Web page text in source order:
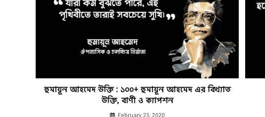
হুমায়ূন আহমেদ উক্তি : ১০০+ হুমায়ূন আহমেদ এর বিখ্যাত
উক্তি, বাণী ও ক্যাপশন
February 23, 2020